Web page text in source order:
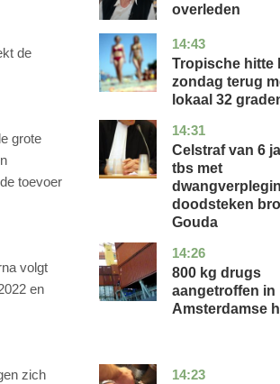
de
grote
toevoer
volgt
en
zich
overleden
14:43
utrecht
nieuws
Tropische hitte
zondag terug
lokaal 32
14:31
zuid-
holland
nieuws
Celstraf van 6
tbs met
doodsteken
Gouda
14:26
noord-
holland
nieuws
800 kg drugs
aangetroffen in
Amsterdamse
14:23
flevoland
nieuws